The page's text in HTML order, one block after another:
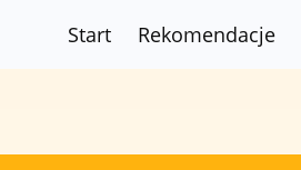
Start Rekomendacje